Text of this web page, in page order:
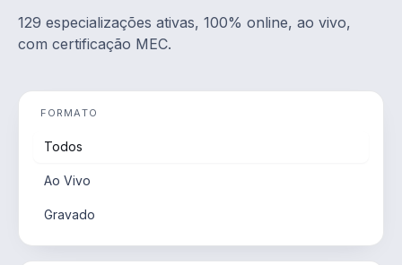
129 especializações ativas, 100% online, ao vivo,
com certificação MEC.
FORMATO
Todos
Ao Vivo
Gravado